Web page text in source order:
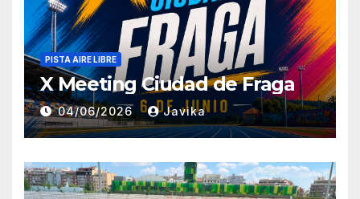
PISTA AIRE LIBRE
X Meeting Ciudad de Fraga
04/06/2026 Javika